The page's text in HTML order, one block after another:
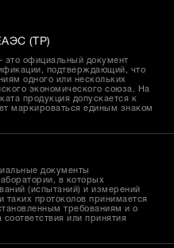
(ТР)
официальный документ
подтверждающий, что
одного или нескольких
экономического союза. На
продукция допускается к
маркироваться единым знаком
документы
в которых
(испытаний) и измерений
таких протоколов принимается
требованиям и о
или принятия